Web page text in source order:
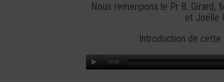
Nous remerçions le Pr B. Girard,
et Joëlle
Introduction de cette
00:00